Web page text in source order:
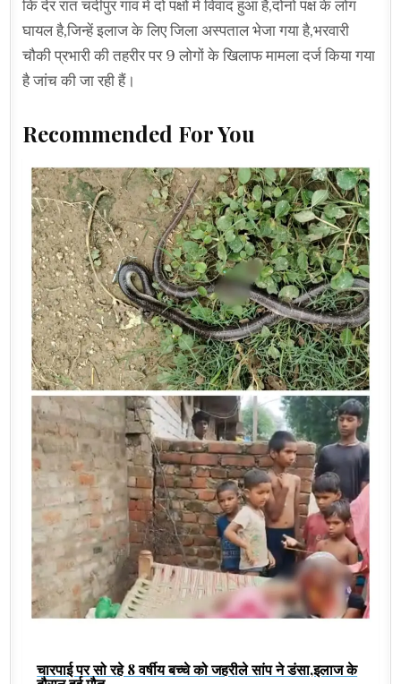
कि देर रात चंदीपुर गांव में दो पक्षों में विवाद हुआ है,दोनो पक्ष के लोग
घायल है,जिन्हें इलाज के लिए जिला अस्पताल भेजा गया है,भरवारी
चौकी प्रभारी की तहरीर पर 9 लोगों के खिलाफ मामला दर्ज किया गया
है जांच की जा रही हैं।
Recommended For You
चारपाई पर सो रहे 8 वर्षीय बच्चे को जहरीले सांप ने डंसा,इलाज के